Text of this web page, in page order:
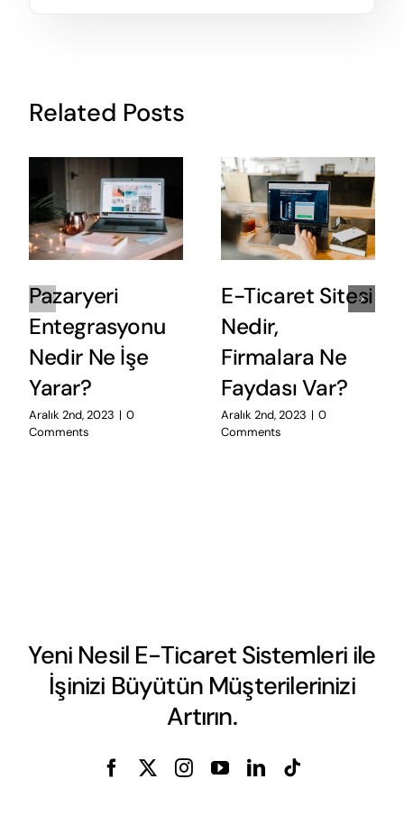
Related Posts
Pazaryeri
Entegrasyonu
Nedir Ne İşe
Yarar?
Aralık 2nd, 2023 | 0
Comments
E-Ticaret Sitesi
Nedir,
Firmalara Ne
Faydası Var?
Aralık 2nd, 2023 | 0
Comments
Yeni Nesil E-Ticaret Sistemleri ile
İşinizi Büyütün Müşterilerinizi
Artırın.